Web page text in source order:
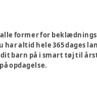
former for
altid hele 365 dages
barn på i smart tøj til
opdagelse.